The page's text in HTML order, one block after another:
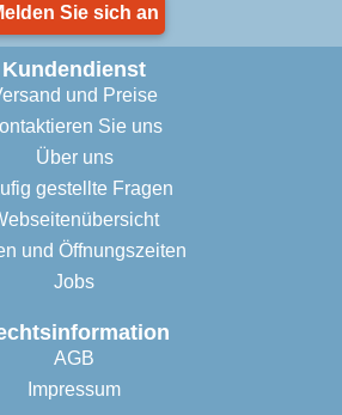
Sie sich an
Kundendienst
und Preise
Sie uns
Über uns
gestellte Fragen
und Öffnungszeiten
Jobs
AGB
Impressum